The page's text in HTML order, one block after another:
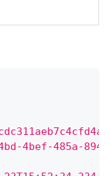
4bef-485a-